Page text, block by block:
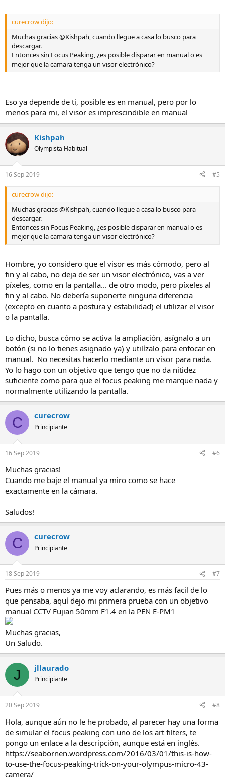
curecrow dijo:
Muchas gracias @Kishpah, cuando llegue a casa lo busco para
descargar.
Entonces sin Focus Peaking, ¿es posible disparar en manual o es
mejor que la camara tenga un visor electrónico?
Eso ya depende de ti, posible es en manual, pero por lo
menos para mi, el visor es imprescindible en manual
Kishpah
Olympista Habitual
16 Sep 2019 #5
curecrow dijo:
Muchas gracias @Kishpah, cuando llegue a casa lo busco para
descargar.
Entonces sin Focus Peaking, ¿es posible disparar en manual o es
mejor que la camara tenga un visor electrónico?
Hombre, yo considero que el visor es más cómodo, pero al
fin y al cabo, no deja de ser un visor electrónico, vas a ver
píxeles, como en la pantalla... de otro modo, pero píxeles al
fin y al cabo. No debería suponerte ninguna diferencia
(excepto en cuanto a postura y estabilidad) el utilizar el visor
o la pantalla.
Lo dicho, busca cómo se activa la ampliación, asígnalo a un
botón (si no lo tienes asignado ya) y utilízalo para enfocar en
manual. No necesitas hacerlo mediante un visor para nada.
Yo lo hago con un objetivo que tengo que no da nitidez
suficiente como para que el focus peaking me marque nada y
normalmente utilizando la pantalla.
C curecrow
Principiante
16 Sep 2019 #6
Muchas gracias!
Cuando me baje el manual ya miro como se hace
exactamente en la cámara.
Saludos!
C curecrow
Principiante
18 Sep 2019 #7
Pues más o menos ya me voy aclarando, es más facil de lo
que pensaba, aquí dejo mi primera prueba con un objetivo
manual CCTV Fujian 50mm F1.4 en la PEN E-PM1
Muchas gracias,
Un Saludo.
J jllaurado
Principiante
20 Sep 2019 #8
Hola, aunque aún no le he probado, al parecer hay una forma
de simular el focus peaking con uno de los art filters, te
pongo un enlace a la descripción, aunque está en inglés.
https://seabornen.wordpress.com/2016/03/01/this-is-how-
to-use-the-focus-peaking-trick-on-your-olympus-micro-43-
camera/